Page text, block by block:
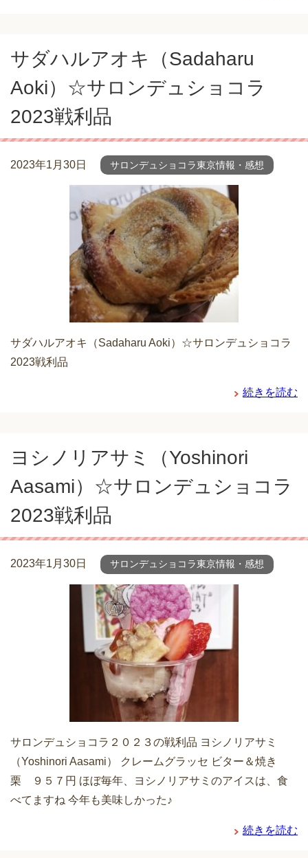
サダハルアオキ（Sadaharu
Aoki）☆サロンデュショコラ
2023戦利品
2023年1月30日 サロンデュショコラ東京情報・感想
サダハルアオキ（Sadaharu Aoki）☆サロンデュショコラ
2023戦利品
続きを読む
ヨシノリアサミ（Yoshinori
Aasami）☆サロンデュショコラ
2023戦利品
2023年1月30日 サロンデュショコラ東京情報・感想
サロンデュショコラ２０２３の戦利品 ヨシノリアサミ
（Yoshinori Aasami） クレームグラッセ ビター＆焼き
栗 ９５７円 ほぼ毎年、ヨシノリアサミのアイスは、食
べてますね 今年も美味しかった♪
続きを読む